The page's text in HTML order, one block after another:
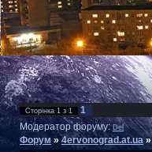
Сторінка 1 з 1
1
Модератор форуму: Del
Форум » 4ervonograd.at.ua »